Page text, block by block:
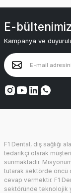
E-
Kampanya ve
F1 Dental, diş sağlığı
tedarikçi olarak
sunmaktadır.
tutarak sektörde öncü
cevap vermektir. F1
sektöründe teknolojik